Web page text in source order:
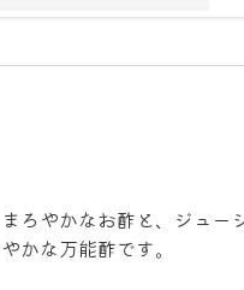
まろやかなお酢と、ジュ
やかな万能酢です。